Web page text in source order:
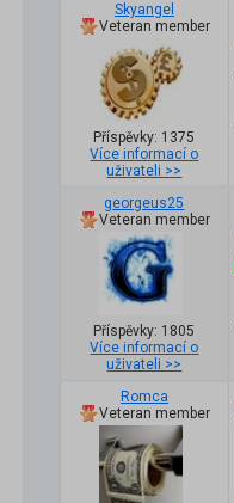
Skyangel
Veteran member
Příspěvky: 1375
Více informací o
uživateli >>
georgeus25
Veteran member
Příspěvky: 1805
Více informací o
uživateli >>
Romca
Veteran member